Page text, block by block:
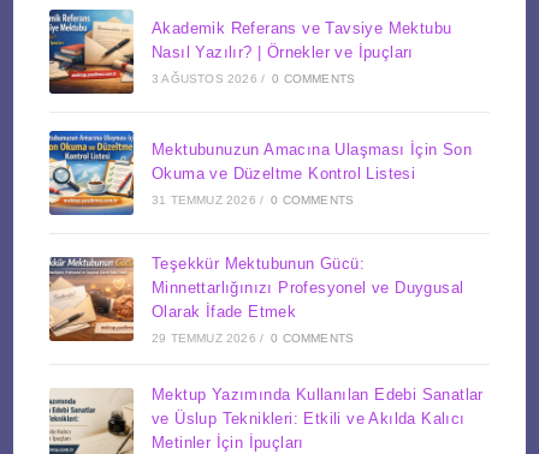
Akademik Referans ve Tavsiye Mektubu
Nasıl Yazılır? | Örnekler ve İpuçları
3 AĞUSTOS 2026 / 0 COMMENTS
Mektubunuzun Amacına Ulaşması İçin Son
Okuma ve Düzeltme Kontrol Listesi
31 TEMMUZ 2026 / 0 COMMENTS
Teşekkür Mektubunun Gücü:
Minnettarlığınızı Profesyonel ve Duygusal
Olarak İfade Etmek
29 TEMMUZ 2026 / 0 COMMENTS
Mektup Yazımında Kullanılan Edebi Sanatlar
ve Üslup Teknikleri: Etkili ve Akılda Kalıcı
Metinler İçin İpuçları